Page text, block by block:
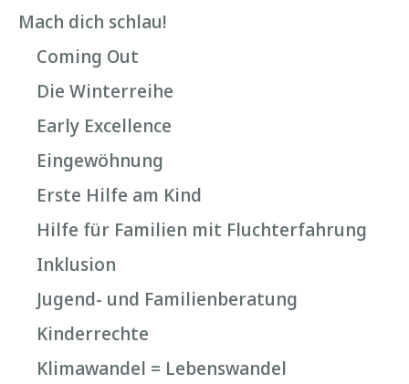
Mach dich schlau!
Coming Out
Die Winterreihe
Early Excellence
Eingewöhnung
Erste Hilfe am Kind
Hilfe für Familien mit Fluchterfahrung
Inklusion
Jugend- und Familienberatung
Kinderrechte
Klimawandel = Lebenswandel